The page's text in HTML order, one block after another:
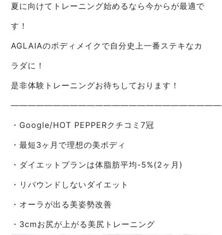
夏に向けてトレーニング始めるなら今からが最適で
す！
AGLAIAのボディメイクで自分史上一番ステキなカ
ラダに！
是非体験トレーニングお待ちしております！
・Google/HOT PEPPERクチコミ7冠
・最短3ヶ月で理想の美ボディ
・ダイエットプランは体脂肪平均-5%(2ヶ月)
・リバウンドしないダイエット
・オーラが出る美姿勢改善
・3cmお尻が上がる美尻トレーニング